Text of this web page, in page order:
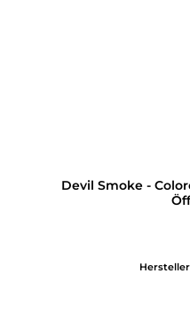
Devil Smoke -